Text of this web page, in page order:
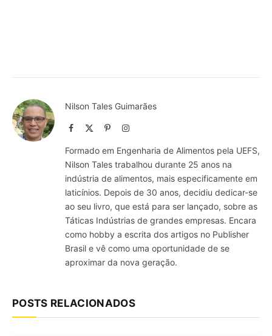
Nilson Tales Guimarães
Facebook PinterestInstagram
Formado em Engenharia de Alimentos pela UEFS,
Nilson Tales trabalhou durante 25 anos na
indústria de alimentos, mais especificamente em
laticínios. Depois de 30 anos, decidiu dedicar-se
ao seu livro, que está para ser lançado, sobre as
Táticas Indústrias de grandes empresas. Encara
como hobby a escrita dos artigos no Publisher
Brasil e vê como uma oportunidade de se
aproximar da nova geração.
POSTS RELACIONADOS